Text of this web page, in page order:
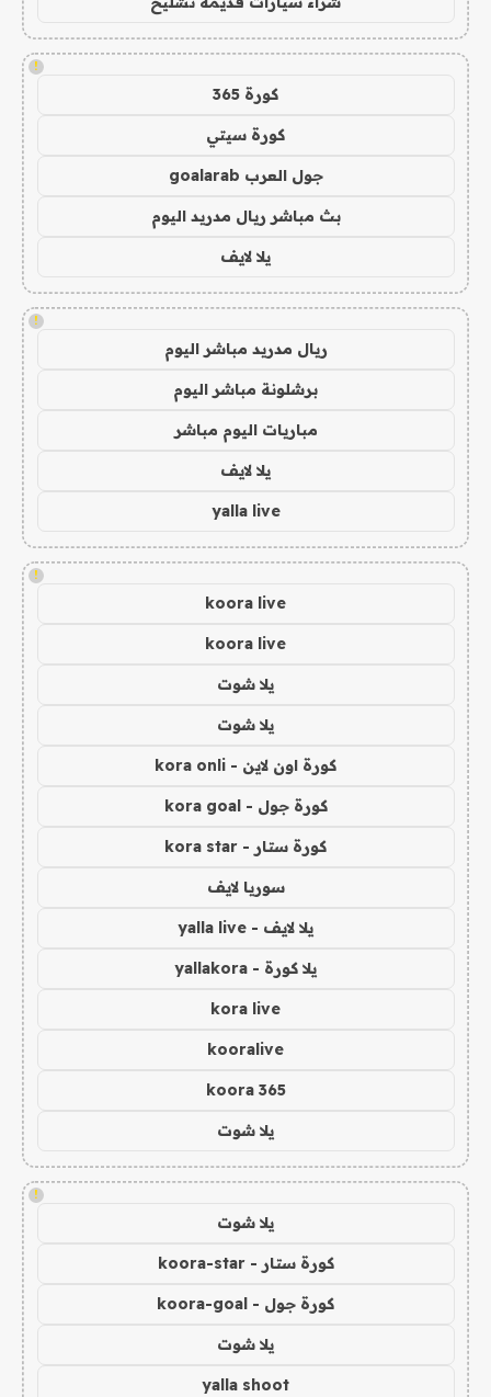
!
كورة 365
كورة سيتي
جول العرب goalarab
بث مباشر ريال مدريد اليوم
يلا لايف
!
ريال مدريد مباشر اليوم
برشلونة مباشر اليوم
مباريات اليوم مباشر
يلا لايف
yalla live
!
koora live
koora live
يلا شوت
يلا شوت
كورة اون لاين - kora onli
كورة جول - kora goal
كورة ستار - kora star
سوريا لايف
يلا لايف - yalla live
يلا كورة - yallakora
kora live
kooralive
koora 365
يلا شوت
!
يلا شوت
كورة ستار - koora-star
كورة جول - koora-goal
يلا شوت
yalla shoot